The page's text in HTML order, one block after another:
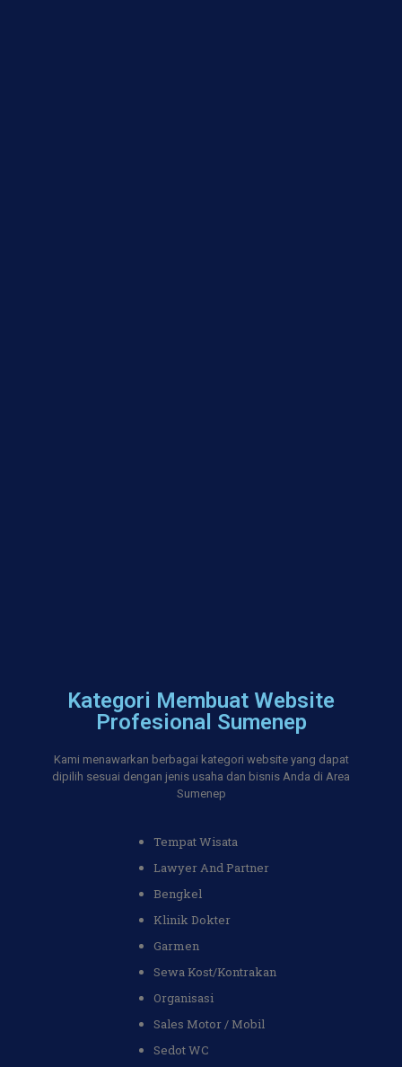
Kategori Membuat Website
Profesional Sumenep
Kami menawarkan berbagai kategori website yang dapat
dipilih sesuai dengan jenis usaha dan bisnis Anda di Area
Sumenep
Tempat Wisata
Lawyer And Partner
Bengkel
Klinik Dokter
Garmen
Sewa Kost/Kontrakan
Organisasi
Sales Motor / Mobil
Sedot WC